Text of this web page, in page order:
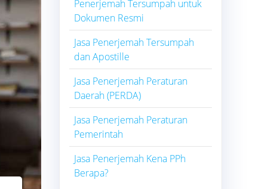
Penerjemah Tersumpah untuk
Dokumen Resmi
Jasa Penerjemah Tersumpah
dan Apostille
Jasa Penerjemah Peraturan
Daerah (PERDA)
Jasa Penerjemah Peraturan
Pemerintah
Jasa Penerjemah Kena PPh
Berapa?